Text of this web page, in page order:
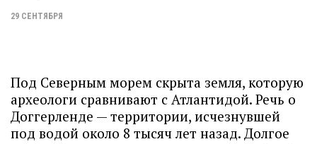
29 СЕНТЯБРЯ
Под Северным морем скрыта земля, которую
археологи сравнивают с Атлантидой. Речь о
Доггерленде — территории, исчезнувшей
под водой около 8 тысяч лет назад. Долгое